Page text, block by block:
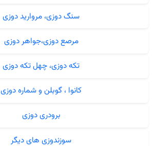
سنگ دوزی، مروارید دوزی
مرصع دوزی،جواهر دوزی
تکه دوزی، چهل تکه دوزی
کانوا ، گوبلن و شماره دوزی
برودری دوزی
سوزندوزی های دیگر